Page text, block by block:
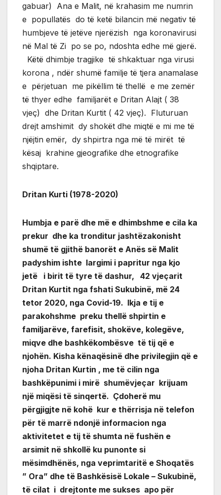
gabuar) Ana e Malit, në krahasim me numrin
e popullatës do të ketë bilancin më negativ të
humbjeve të jetëve njerëzish nga koronavirusi
në Mal të Zi po se po, ndoshta edhe më gjerë.
Këtë dhimbje tragjike të shkaktuar nga virusi
korona , ndër shumë familje të tjera anamalase
e përjetuan me pikëllim të thellë e me zemër
të thyer edhe familjarët e Dritan Alajt ( 38
vjeç) dhe Dritan Kurtit ( 42 vjeç). Fluturuan
drejt amshimit dy shokët dhe miqtë e mi me të
njëjtin emër, dy shpirtra nga më të mirët të
kësaj krahine gjeografike dhe etnografike
shqiptare.
Dritan Kurti (1978-2020)
Humbja e parë dhe më e dhimbshme e cila ka
prekur dhe ka tronditur jashtëzakonisht
shumë të gjithë banorët e Anës së Malit
padyshim ishte largimi i papritur nga kjo
jetë i birit të tyre të dashur, 42 vjeçarit
Dritan Kurtit nga fshati Sukubinë, më 24
tetor 2020, nga Covid-19. Ikja e tij e
parakohshme preku thellë shpirtin e
familjarëve, farefisit, shokëve, kolegëve,
miqve dhe bashkëkombësve të tij që e
njohën. Kisha kënaqësinë dhe privilegjin që e
njoha Dritan Kurtin , me të cilin nga
bashkëpunimi i mirë shumëvjeçar krijuam
një miqësi të sinqertë. Çdoherë mu
përgjigjte në kohë kur e thërrisja në telefon
për të marrë ndonjë informacion nga
aktivitetet e tij të shumta në fushën e
arsimit në shkollë ku punonte si
mësimdhënës, nga veprimtaritë e Shoqatës
” Ora” dhe të Bashkësisë Lokale – Sukubinë,
të cilat i drejtonte me sukses apo për